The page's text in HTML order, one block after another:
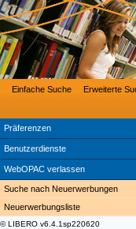
Präferenzen
Benutzerdienste
WebOPAC verlassen
Einfache Suche Erweiterte
Suche nach Neuerwerbungen
Neuerwerbungsliste
© LIBERO v6.4.1sp220620